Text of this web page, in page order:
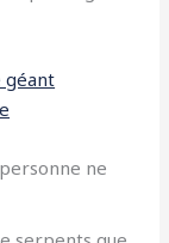
géant
ne